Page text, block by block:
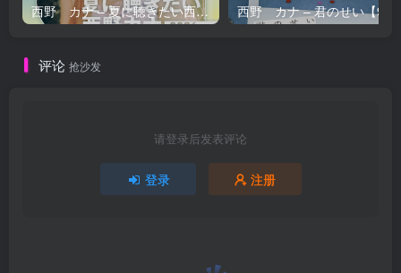
西野 カナ – 夏に聴きたい西野カナ2026【44.1kHz／16bit】日本区
评论 抢沙发
请登录后发表评论
登录 注册